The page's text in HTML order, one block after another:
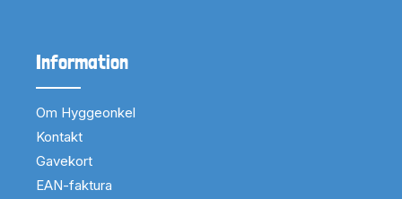
Information
Om Hyggeonkel
Kontakt
Gavekort
EAN-faktura